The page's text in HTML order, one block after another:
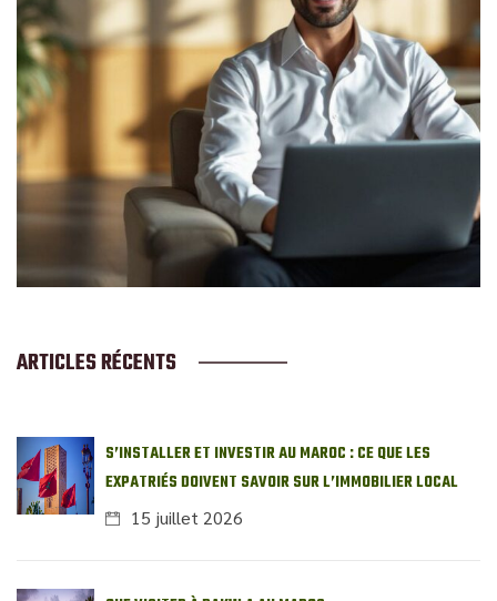
ARTICLES RÉCENTS
S’INSTALLER ET INVESTIR AU MAROC : CE QUE LES
EXPATRIÉS DOIVENT SAVOIR SUR L’IMMOBILIER LOCAL
15 juillet 2026